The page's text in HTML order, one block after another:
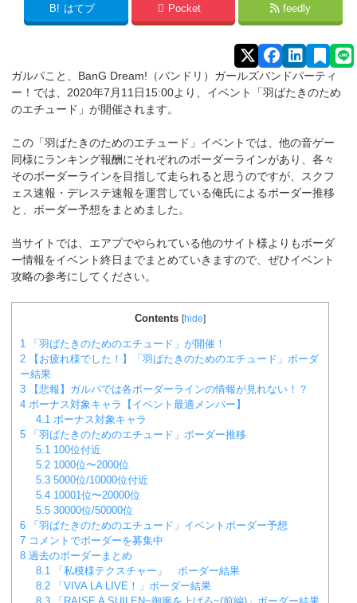
B! はてブ Pocket feedly
ガルパこと、BanG Dream!（バンドリ）ガールズバンドパーティ
ー！では、2020年7月11日15:00より、イベント「羽ばたきのため
のエチュード」が開催されます。
この「羽ばたきのためのエチュード」イベントでは、他の音ゲー
同様にランキング報酬にそれぞれのボーダーラインがあり、各々
そのボーダーラインを目指して走られると思うのですが、スクフ
ェス速報・デレステ速報を運営している俺氏によるボーダー推移
と、ボーダー予想をまとめました。
当サイトでは、エアプでやられている他のサイト様よりもボーダ
ー情報をイベント終日までまとめていきますので、ぜひイベント
攻略の参考にしてください。
Contents [hide]
1 「羽ばたきのためのエチュード」が開催！
2 【お疲れ様でした！】「羽ばたきのためのエチュード」ボーダ
ー結果
3 【悲報】ガルパでは各ボーダーラインの情報が見れない！？
4 ボーナス対象キャラ【イベント最適メンバー】
4.1 ボーナス対象キャラ
5 「羽ばたきのためのエチュード」ボーダー推移
5.1 100位付近
5.2 1000位〜2000位
5.3 5000位/10000位付近
5.4 10001位〜20000位
5.5 30000位/50000位
6 「羽ばたきのためのエチュード」イベントボーダー予想
7 コメントでボーダーを募集中
8 過去のボーダーまとめ
8.1 「私模様テクスチャー」 ボーダー結果
8.2 「VIVA LA LIVE！」ボーダー結果